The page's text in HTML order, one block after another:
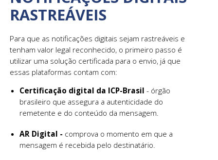
RASTREÁVEIS
Para que as notificações digitais sejam rastreáveis e
tenham valor legal reconhecido, o primeiro passo é
utilizar uma solução certificada para o envio, já que
essas plataformas contam com:
Certificação digital da ICP-Brasil - órgão
brasileiro que assegura a autenticidade do
remetente e do conteúdo da mensagem.
AR Digital - comprova o momento em que a
mensagem é recebida pelo destinatário.